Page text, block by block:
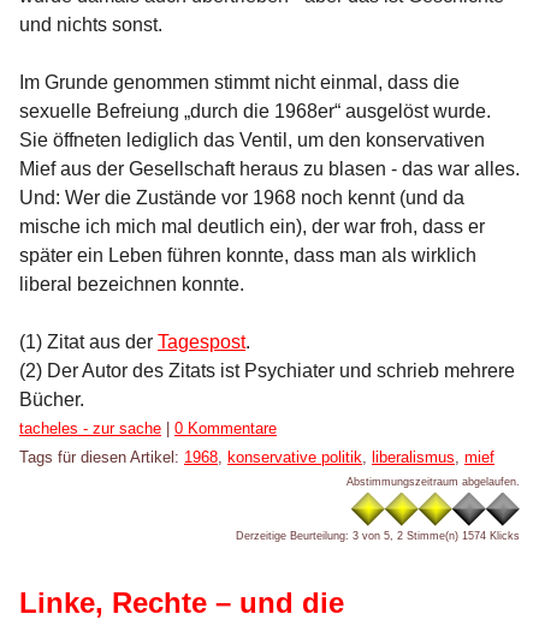
und nichts sonst.
Im Grunde genommen stimmt nicht einmal, dass die
sexuelle Befreiung „durch die 1968er“ ausgelöst wurde.
Sie öffneten lediglich das Ventil, um den konservativen
Mief aus der Gesellschaft heraus zu blasen - das war alles.
Und: Wer die Zustände vor 1968 noch kennt (und da
mische ich mich mal deutlich ein), der war froh, dass er
später ein Leben führen konnte, dass man als wirklich
liberal bezeichnen konnte.
(1) Zitat aus der Tagespost.
(2) Der Autor des Zitats ist Psychiater und schrieb mehrere
Bücher.
Kategorien:
tacheles - zur sache
0 Kommentare
Tags für diesen Artikel: 1968 konservative politik liberalismus mief
Abstimmungszeitraum abgelaufen.
Derzeitige Beurteilung: 3 von 5, 2 Stimme(n) 1574 Klicks
Linke, Rechte – und die